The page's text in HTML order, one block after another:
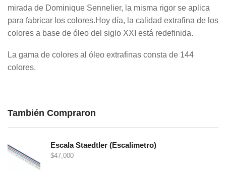
mirada de Dominique Sennelier, la misma rigor se aplica
para fabricar los colores.Hoy día, la calidad extrafina de los
colores a base de óleo del siglo XXI está redefinida.
La gama de colores al óleo extrafinas consta de 144
colores.
También Compraron
Escala Staedtler (Escalimetro)
$47,000